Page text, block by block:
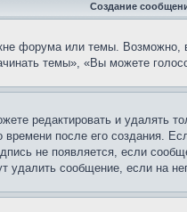
Создание
форума или темы. Возможно,
темы», «Вы можете
редактировать и удалять
после его создания.
не появляется, если
удалить сообщение, если на